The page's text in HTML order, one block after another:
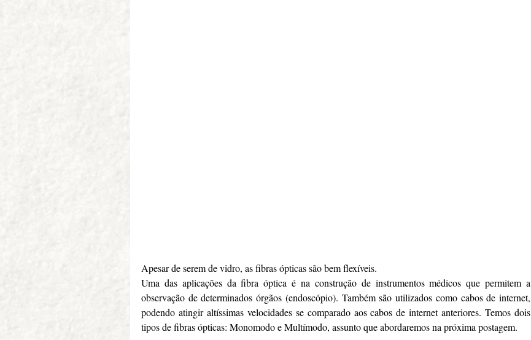
Apesar de serem de vidro, as fibras ópticas são bem flexíveis.
Uma das aplicações da fibra óptica é na construção de instrumentos médicos que permitem a
observação de determinados órgãos (endoscópio). Também são utilizados como cabos de internet,
podendo atingir altíssimas velocidades se comparado aos cabos de internet anteriores. Temos dois
tipos de fibras ópticas: Monomodo e Multímodo, assunto que abordaremos na próxima postagem.